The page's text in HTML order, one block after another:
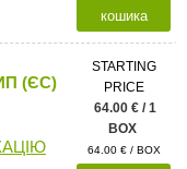
кошика
(ЄС)
STARTING
PRICE
64.00 € / 1
BOX
64.00 € / BOX